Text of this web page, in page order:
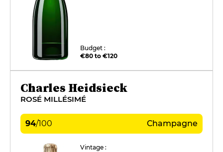
Budget :
€80 to €120
Charles Heidsieck
ROSÉ MILLÉSIMÉ
94/100 Champagne
Vintage :